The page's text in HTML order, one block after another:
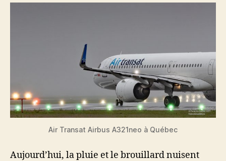
Air Transat Airbus A321neo à Québec
Aujourd’hui, la pluie et le brouillard nuisent